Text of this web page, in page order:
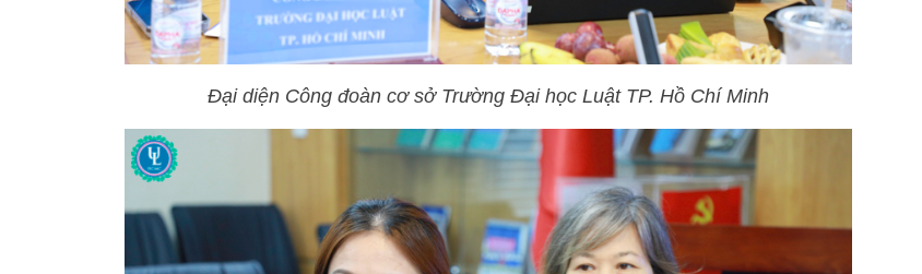
Đại diện Công đoàn cơ sở Trường Đại học Luật TP. Hồ Chí Minh